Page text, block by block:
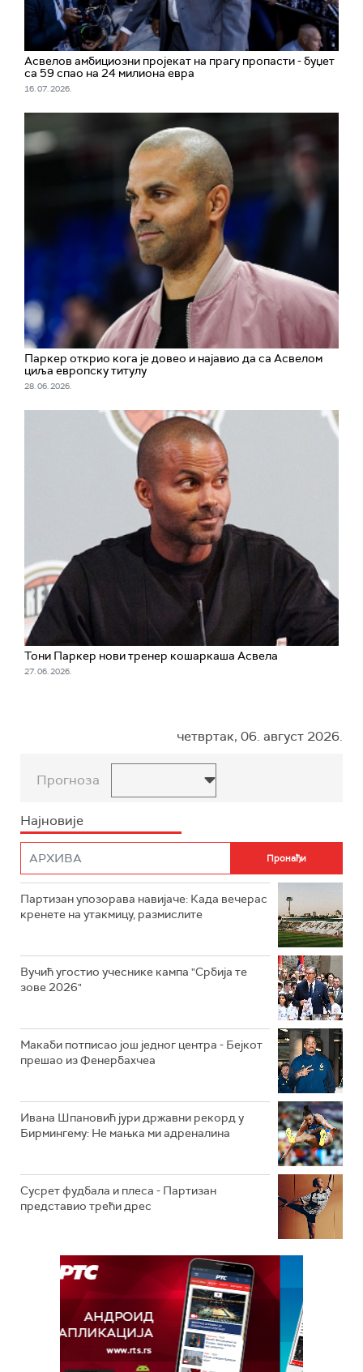
Асвелов амбициозни пројекат на прагу пропасти - буџет
са 59 спао на 24 милиона евра
16. 07. 2026.
Паркер открио кога је довео и најавио да са Асвелом
циља европску титулу
28. 06. 2026.
Тони Паркер нови тренер кошаркаша Асвела
27. 06. 2026.
четвртак, 06. август 2026.
Прогноза
Најновије
Партизан упозорава навијаче: Када вечерас
кренете на утакмицу, размислите
Вучић угостио учеснике кампа "Србија те
зове 2026"
Макаби потписао још једног центра - Бејкот
прешао из Фенербахчеа
Ивана Шпановић јури државни рекорд у
Бирмингему: Не мањка ми адреналина
Сусрет фудбала и плеса - Партизан
представио трећи дрес